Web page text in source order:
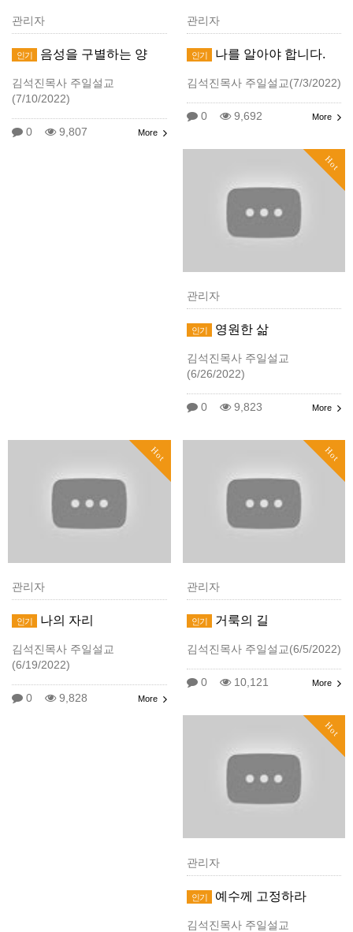
관리자
인기 음성을 구별하는 양
김석진목사 주일설교
(7/10/2022)
0 9,807 More
관리자
인기 나를 알아야 합니다.
김석진목사 주일설교(7/3/2022)
0 9,692 More
Hot
관리자
인기 영원한 삶
김석진목사 주일설교
(6/26/2022)
0 9,823 More
Hot
관리자
인기 나의 자리
김석진목사 주일설교
(6/19/2022)
0 9,828 More
Hot
관리자
인기 거룩의 길
김석진목사 주일설교(6/5/2022)
0 10,121 More
Hot
관리자
인기 예수께 고정하라
김석진목사 주일설교